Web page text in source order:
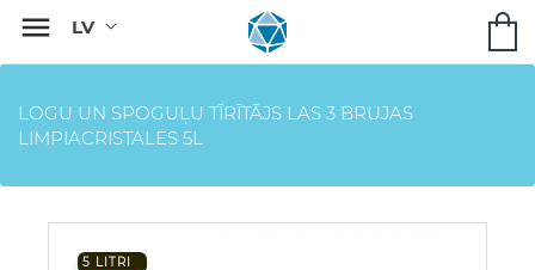

LOGU UN SPOGUĻU TĪRĪTĀJS LAS 3 BRUJAS
LIMPIACRISTALES 5L
5 LITRI